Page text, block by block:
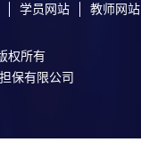
学员网站 教师网站
权所有
保有限公司